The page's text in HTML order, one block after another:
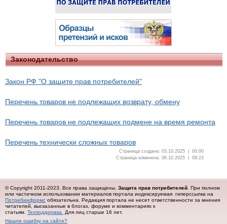
Законодательство
Закон РФ "О защите прав потребителей"
Перечень товаров не подлежащих возврату, обмену
Перечень товаров не подлежащих подмене на время ремонта
Перечень технически сложных товаров
Страница создана: 03.10.2025 | 00:00
Страница изменена: 06.10.2025 | 09:23
© Copyright 2011-2023. Все права защищены. Защита прав потребителей . При полном
или частичном использовании материалов портала индексируемая гиперссылка на
Потребинформс обязательна. Редакция портала не несет ответственности за мнения
читателей, высказанные в блогах, форуме и комментариях к
статьям. Техподдержка.
Для лиц старше 16 лет.
Нашли ошибку на сайте?